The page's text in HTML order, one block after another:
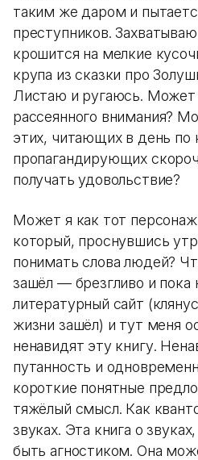
таким же даром и
преступников.
крошится на мелкие
крупа из сказки про
Листаю и ругаюсь.
рассеянного внимания?
этих, читающих в день по
пропагандирующих
получать удовольствие?
Может я как тот
который, проснувшись
понимать слова людей?
зашёл — брезгливо и
литературный сайт
жизни зашёл) и тут меня
ненавидят эту книгу.
путанность и
короткие понятные
тяжёлый смысл. Как
звуках. Эта книга о
быть агностиком. Она